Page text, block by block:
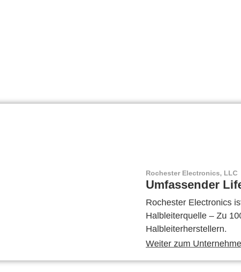
Rochester Electronics, LLC
Umfassender
Rochester Electronics
Halbleiterquelle – Zu
Halbleiterherstellern.
Weiter zum